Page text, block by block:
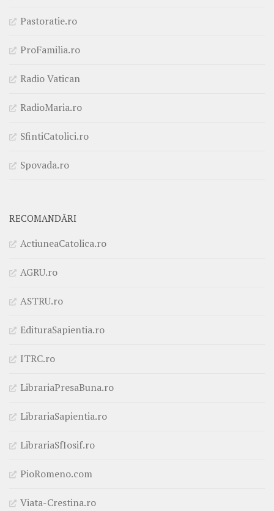
Pastoratie.ro
ProFamilia.ro
Radio Vatican
RadioMaria.ro
SfintiCatolici.ro
Spovada.ro
RECOMANDĂRI
ActiuneaCatolica.ro
AGRU.ro
ASTRU.ro
EdituraSapientia.ro
ITRC.ro
LibrariaPresaBuna.ro
LibrariaSapientia.ro
LibrariaSfIosif.ro
PioRomeno.com
Viata-Crestina.ro